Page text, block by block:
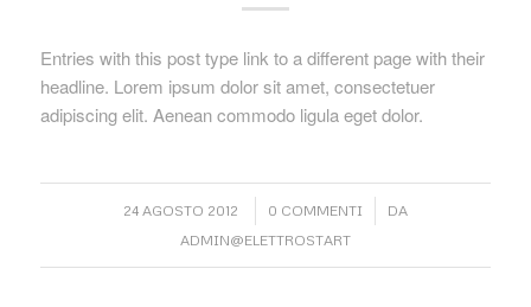
Entries with this post type link to a different page with their
headline. Lorem ipsum dolor sit amet, consectetuer
adipiscing elit. Aenean commodo ligula eget dolor.
24 AGOSTO 2012
/ 0 COMMENTI
/
DA
ADMIN@ELETTROSTART